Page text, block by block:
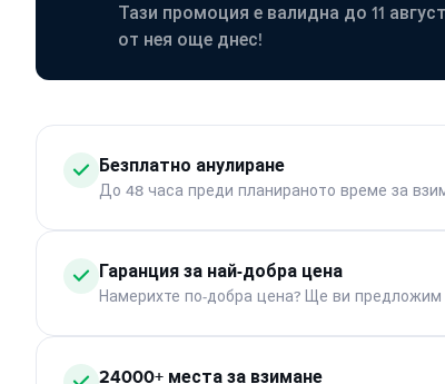
Тази промоция е валидна до 11
от нея още днес!
Безплатно анулиране
До 48 часа преди планираното време за
Гаранция за най-добра цена
Намерихте по-добра цена? Ще ви предложим
24000+ места за взимане